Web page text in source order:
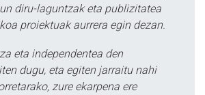
diru-laguntzak eta publizitatea
proiektuak aurrera egin dezan.
eta independentea den
dugu, eta egiten jarraitu nahi
zure ekarpena ere